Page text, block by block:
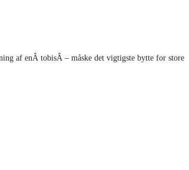
af enÂ tobisÂ – måske det vigtigste bytte for store